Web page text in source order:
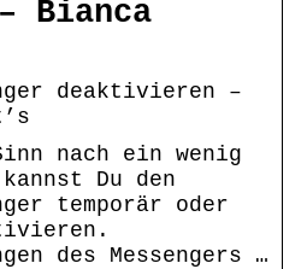
Bianca
deaktivieren –
nach ein wenig
Du den
temporär oder
des Messengers …